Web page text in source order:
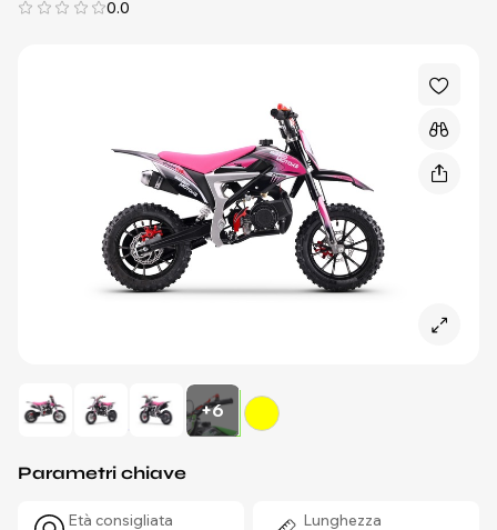
0.0
+6
Parametri chiave
Età consigliata
Lunghezza